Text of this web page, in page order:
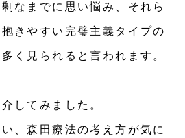
なまでに思い悩み、それら
きやすい完璧主義タイプの
く見られると言われます。
してみました。
、森田療法の考え方が気に